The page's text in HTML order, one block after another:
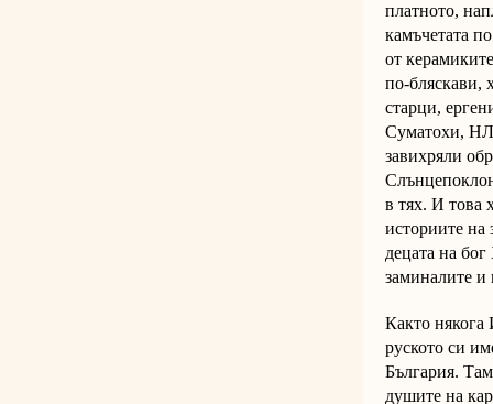
платното,
камъчетата
от
по-бляскави,
старци,
Суматохи,
завихряли
в тях. И това
историите на
децата на
заминалите и
Както някога
руското си
България.
душите на